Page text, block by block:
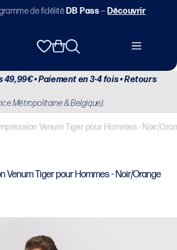
de fidélité DB Pass— Découvrir
Panier
• Paiement en 3-4 fois • Retours
Métropolitaine & Belgique).
Venum Tiger pour Hommes - Noir/
Venum Tiger pour Hommes - Noir/Orange